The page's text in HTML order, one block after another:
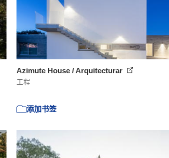
Azimute House / Arquitecturar
工程
添加书签